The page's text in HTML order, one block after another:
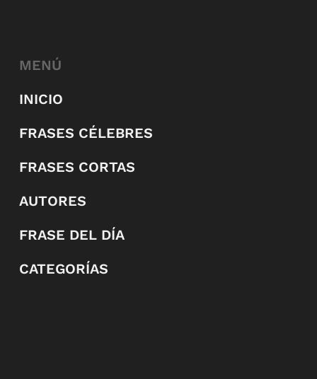
MENÚ
INICIO
FRASES CÉLEBRES
FRASES CORTAS
AUTORES
FRASE DEL DÍA
CATEGORÍAS